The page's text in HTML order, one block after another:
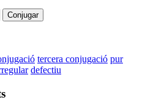
Conjugar
tercera conjugació pur
defectiu